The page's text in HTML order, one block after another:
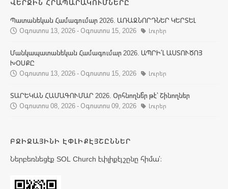
ՎԵՐՋԻՆ ՀՐԱՊԱՐԱԿՈՒՄՆԵՐԸ
Պատանեկան Համագումար 2026. ԱՌԱՋՆՈՐԴՆԵՐ ԿԵՐՏԵԼ
Օգոստոս 13, 2026 - Օգոստոս 15, 2026
Լուրեր
Մանկապատանեկան Համագումար 2026. ԱՊՐԻ՛Լ ԱՍՏՈՒԾՈՅ
ԽՕՍՔԸ
Օգոստոս 13, 2026 - Օգոստոս 15, 2026
Լուրեր
ՏԱՐԵԿԱՆ ՀԱՄԱԳՈՒՄԱՐ 2026. Օրհնողնե՞ր թէ՝ Շինողներ
Օգոստոս 08, 2026 - Օգոստոս 09, 2026
Լուրեր
ԲՋԻՋԱՅԻՆԻ ԷՓԼԻՔԷՅՇԸՆՆԵՐ
Ներբեռնեցէք SOL Church էփլիքէյշընը հիմա՛։